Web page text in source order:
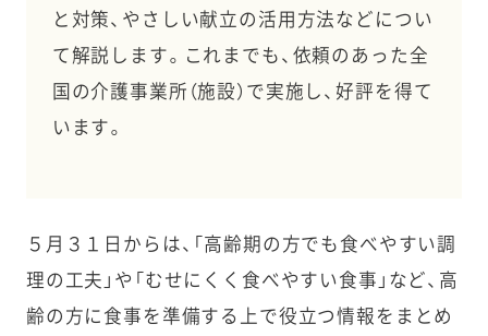
と対策、やさしい献立の活用方法などについ
て解説します。これまでも、依頼のあった全
国の介護事業所（施設）で実施し、好評を得て
います。
５月３１日からは、「高齢期の方でも食べやすい調
理の工夫」や「むせにくく食べやすい食事」など、高
齢の方に食事を準備する上で役立つ情報をまとめ